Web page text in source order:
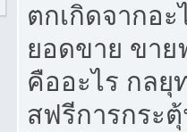
ตกเกิดจากอะ
ยอดขาย ขาย
คืออะไร กลยุ
สฟรีการกระ